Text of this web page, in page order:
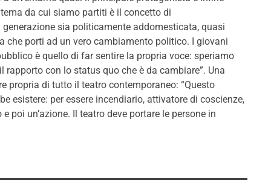
da cui siamo partiti è il concetto di
sia politicamente addomesticata, quasi
che porti ad un vero cambiamento politico. I giovani
è quello di far sentire la propria voce: speriamo
con lo status quo che è da cambiare”. Una
propria di tutto il teatro contemporaneo: “Questo
esistere: per essere incendiario, attivatore di coscienze,
poi un’azione. Il teatro deve portare le persone in